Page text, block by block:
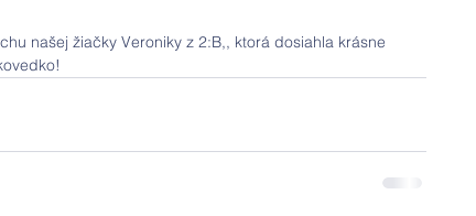
našej žiačky Veroniky z 2:B,, ktorá dosiahla krásne